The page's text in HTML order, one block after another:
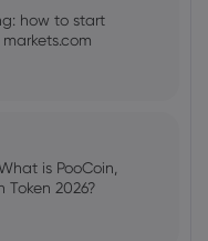
how to start
is PooCoin,
Token 2026?